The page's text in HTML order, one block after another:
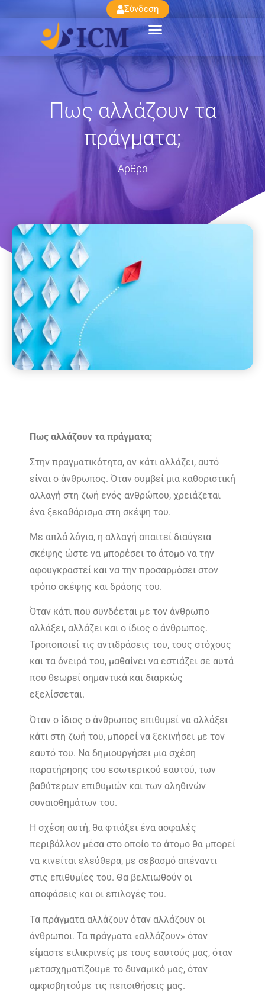
Σύνδεση
Πως αλλάζουν τα
πράγματα;
Άρθρα
Πως αλλάζουν τα πράγματα;
Στην πραγματικότητα, αν κάτι αλλάζει, αυτό
είναι ο άνθρωπος. Όταν συμβεί μια καθοριστική
αλλαγή στη ζωή ενός ανθρώπου, χρειάζεται
ένα ξεκαθάρισμα στη σκέψη του.
Με απλά λόγια, η αλλαγή απαιτεί διαύγεια
σκέψης ώστε να μπορέσει το άτομο να την
αφουγκραστεί και να την προσαρμόσει στον
τρόπο σκέψης και δράσης του.
Όταν κάτι που συνδέεται με τον άνθρωπο
αλλάξει, αλλάζει και ο ίδιος ο άνθρωπος.
Τροποποιεί τις αντιδράσεις του, τους στόχους
και τα όνειρά του, μαθαίνει να εστιάζει σε αυτά
που θεωρεί σημαντικά και διαρκώς
εξελίσσεται.
Όταν ο ίδιος ο άνθρωπος επιθυμεί να αλλάξει
κάτι στη ζωή του, μπορεί να ξεκινήσει με τον
εαυτό του. Να δημιουργήσει μια σχέση
παρατήρησης του εσωτερικού εαυτού, των
βαθύτερων επιθυμιών και των αληθινών
συναισθημάτων του.
Η σχέση αυτή, θα φτιάξει ένα ασφαλές
περιβάλλον μέσα στο οποίο το άτομο θα μπορεί
να κινείται ελεύθερα, με σεβασμό απέναντι
στις επιθυμίες του. Θα βελτιωθούν οι
αποφάσεις και οι επιλογές του.
Τα πράγματα αλλάζουν όταν αλλάζουν οι
άνθρωποι. Τα πράγματα «αλλάζουν» όταν
είμαστε ειλικρινείς με τους εαυτούς μας, όταν
μετασχηματίζουμε το δυναμικό μας, όταν
αμφισβητούμε τις πεποιθήσεις μας.